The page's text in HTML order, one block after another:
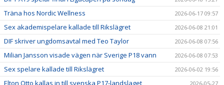
Träna hos Nordic Wellness 2026-06-17 09:57
Sex akademispelare kallade till Rikslägret 2026-06-08 21:01
DIF skriver ungdomsavtal med Teo Taylor 2026-06-08 07:56
Milian Jansson visade vägen när Sverige P18 vann 2026-06-08 07:53
Sex spelare kallade till Rikslägret 2026-06-02 19:56
Elton Otto kallas in till svenska P17-landslaget 2026-05-27